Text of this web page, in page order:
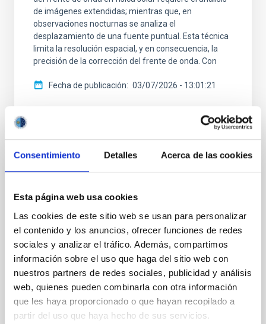
Consentimiento Detalles Acerca de las cookies
Esta página web usa cookies
Las cookies de este sitio web se usan para personalizar
el contenido y los anuncios, ofrecer funciones de redes
sociales y analizar el tráfico. Además, compartimos
información sobre el uso que haga del sitio web con
nuestros partners de redes sociales, publicidad y análisis
web, quienes pueden combinarla con otra información
que les haya proporcionado o que hayan recopilado a
partir del uso que haya hecho de sus servicios.
de imágenes extendidas; mientras que, en
observaciones nocturnas se analiza el
desplazamiento de una fuente puntual. Esta técnica
limita la resolución espacial, y en consecuencia, la
precisión de la corrección del frente de onda. Con
Fecha de publicación 03/07/2026 - 13:01:21
La tecnología del IAC, clave para el
proyecto español que blindará las
comunicaciones cuánticas por satélite
El Instituto de Astrofísica de Canarias (IAC) está
diseñando y desarrollando, por encargo de Thales
Alenia Space en España, la óptica adaptativa que
formará parte de la estación terrena del proyecto
GARBO , el primer sistema geoestacionario español
de distribución de clave cuántica por satélite. Este